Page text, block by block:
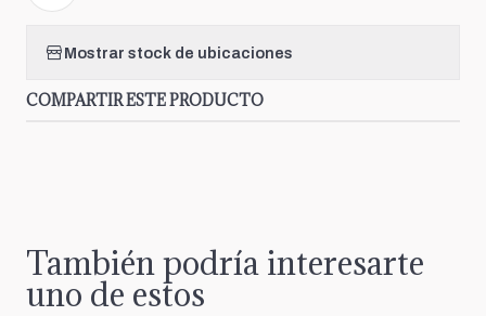
Mostrar stock de ubicaciones
COMPARTIR ESTE PRODUCTO
También podría interesarte
uno de estos